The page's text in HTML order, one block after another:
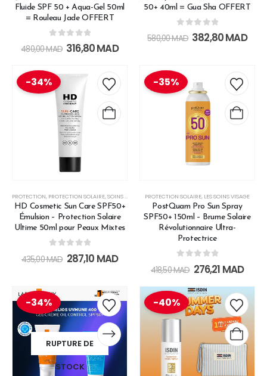
Fluide SPF 50 + Aqua-Gel 50ml
= Rouleau Jade OFFERT
out of 5
480,00MAD 316,80MAD
50+ 40ml = Gua Sha OFFERT
out of 5
580,00MAD 382,80MAD
-34%
PROTECTION, PROTECTION SOLAIRE,SOINS DE CHANGE
HD Cosmetic Sun Care SPF50+
Émulsion – Protection Solaire
Ultime 50ml pour Peaux Mixtes
out of 5
435,00MAD 287,10 MAD
-35%
PROTECTION SOLAIRE, LES SOINS VISAGE
PostQuam Pro Sun Spray
SPF50+ 150ml – Brume Solaire
Révolutionnaire Ultra-
Protectrice
out of 5
418,50MAD 276,21 MAD
-34%
RUPTURE DE
STOCK
-40%